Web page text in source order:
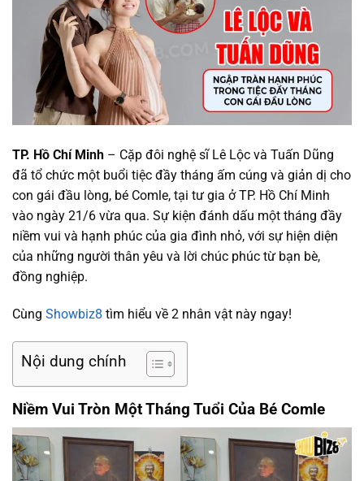
TP. Hồ Chí Minh – Cặp đôi nghệ sĩ Lê Lộc và Tuấn Dũng
đã tổ chức một buổi tiệc đầy tháng ấm cúng và giản dị cho
con gái đầu lòng, bé Comle, tại tư gia ở TP. Hồ Chí Minh
vào ngày 21/6 vừa qua. Sự kiện đánh dấu một tháng đầy
niềm vui và hạnh phúc của gia đình nhỏ, với sự hiện diện
của những người thân yêu và lời chúc phúc từ bạn bè,
đồng nghiệp.
Cùng Showbiz8 tìm hiểu về 2 nhân vật này ngay!
Nội dung chính
Niềm Vui Tròn Một Tháng Tuổi Của Bé Comle